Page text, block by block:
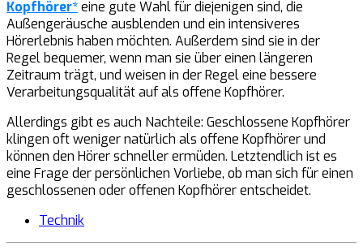
Kopfhörer*eine gute Wahl für diejenigen sind, die
Außengeräusche ausblenden und ein intensiveres
Hörerlebnis haben möchten. Außerdem sind sie in der
Regel bequemer, wenn man sie über einen längeren
Zeitraum trägt, und weisen in der Regel eine bessere
Verarbeitungsqualität auf als offene Kopfhörer.
Allerdings gibt es auch Nachteile: Geschlossene Kopfhörer
klingen oft weniger natürlich als offene Kopfhörer und
können den Hörer schneller ermüden. Letztendlich ist es
eine Frage der persönlichen Vorliebe, ob man sich für einen
geschlossenen oder offenen Kopfhörer entscheidet.
Technik